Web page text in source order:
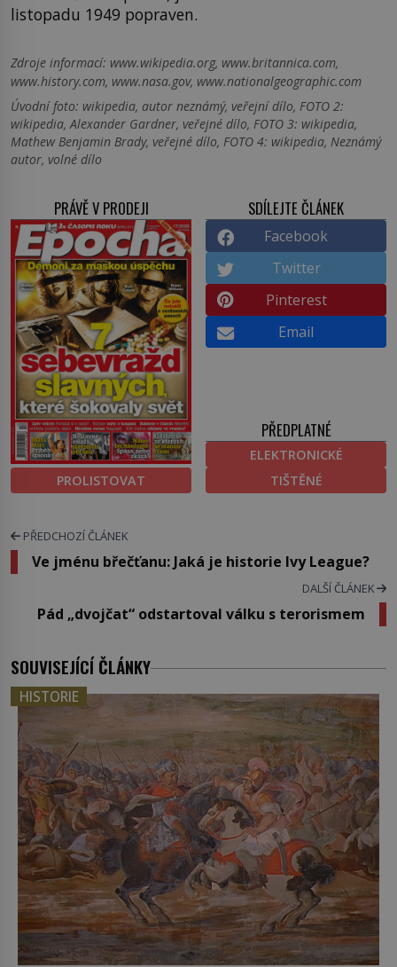
listopadu 1949 popraven.
Zdroje informací: www.wikipedia.org, www.britannica.com,
www.history.com, www.nasa.gov, www.nationalgeographic.com
Úvodní foto: wikipedia, autor neznámý, veřejní dílo, FOTO 2:
wikipedia, Alexander Gardner, veřejné dílo, FOTO 3: wikipedia,
Mathew Benjamin Brady, veřejné dílo, FOTO 4: wikipedia, Neznámý
autor, volné dílo
PRÁVĚ V PRODEJI
PROLISTOVAT
SDÍLEJTE ČLÁNEK
Facebook
Twitter
Pinterest
Email
PŘEDPLATNÉ
ELEKTRONICKÉ
TIŠTĚNÉ
PŘEDCHOZÍ ČLÁNEK
Ve jménu břečťanu: Jaká je historie Ivy League?
DALŠÍ ČLÁNEK
Pád „dvojčat“ odstartoval válku s terorismem
SOUVISEJÍCÍ ČLÁNKY
HISTORIE